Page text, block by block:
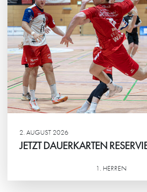
2. AUGUST 2026
JETZT DAUERKARTEN
1. HERREN